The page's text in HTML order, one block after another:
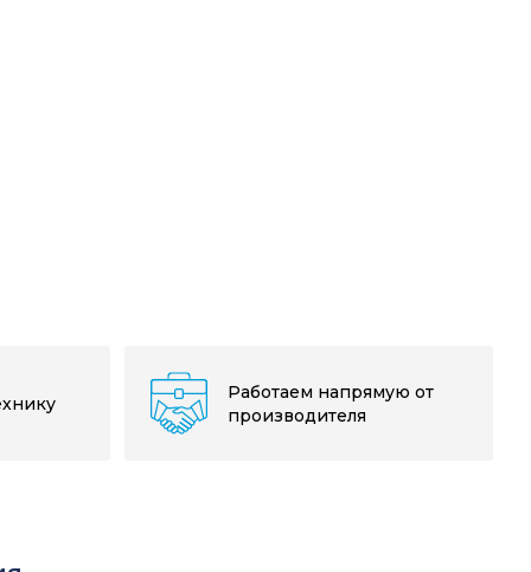
Работаем напрямую от
производителя